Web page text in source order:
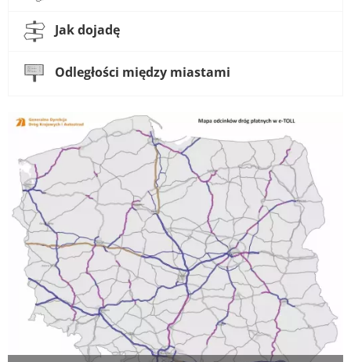
Jak dojadę
Odległości między miastami